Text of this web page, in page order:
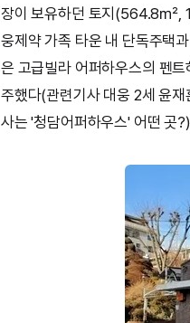
장이 보유하던 토지(564.8㎡,
웅제약 가족 타운 내 단독주택
은 고급빌라 어퍼하우스의 펜
주했다(관련기사 대웅 2세 윤
사는 '청담어퍼하우스' 어떤 곳